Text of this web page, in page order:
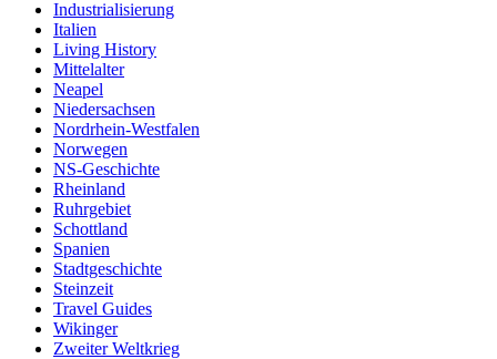
Industrialisierung
Italien
Living History
Mittelalter
Neapel
Niedersachsen
Nordrhein-Westfalen
Norwegen
NS-Geschichte
Rheinland
Ruhrgebiet
Schottland
Spanien
Stadtgeschichte
Steinzeit
Travel Guides
Wikinger
Zweiter Weltkrieg